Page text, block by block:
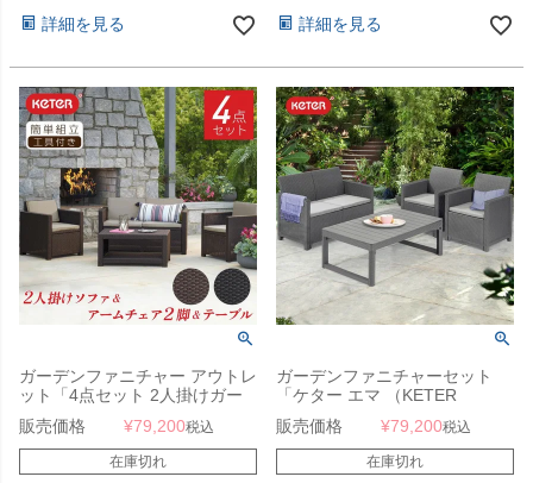
詳細を見る 詳細を見る
ガーデンファニチャー アウトレ
ット「4点セット 2人掛けガー
デンソファー・アームチェア2
脚・テーブル ケター
（KETER） モナコ ラウンジ
（Monaco Lounge Set
販売価格 ¥79,200税込
在庫切れ
ガーデンファニチャーセット
「ケター エマ （KETER
EMMA） 2人掛けスムースアー
ムソファー＆リヨンテーブル 4
点セット 149325」
販売価格 ¥79,200税込
在庫切れ